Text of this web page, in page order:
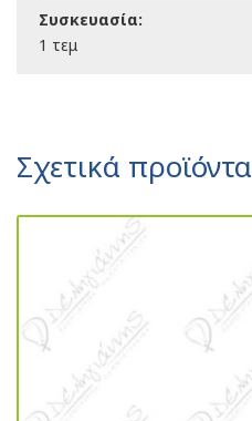
Συσκευασία:
1 τεμ
Σχετικά προϊόντα